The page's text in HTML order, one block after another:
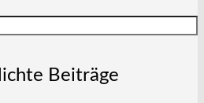
Beiträge